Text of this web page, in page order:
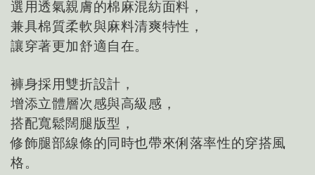
選用透氣親膚的棉麻混紡面料，
兼具棉質柔軟與麻料清爽特性，
讓穿著更加舒適自在。
褲身採用雙折設計，
增添立體層次感與高級感，
搭配寬鬆闊腿版型，
修飾腿部線條的同時也帶來俐落率性的穿搭風
格。